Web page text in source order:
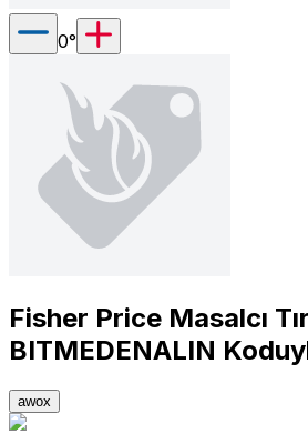
0°
Fisher Price Masalcı
BITMEDENALIN
awox